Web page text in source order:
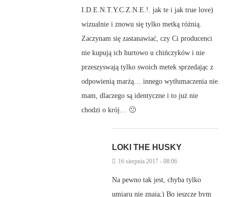
I.D.E.N.T.Y.C.Z.N.E.!. jak te i jak true love)
wizualnie i znowu się tylko metką różnią.
Zaczynam się zastanawiać, czy Ci producenci
nie kupują ich hurtowo u chińczyków i nie
przeszyswają tylko swoich metek sprzedając z
odpowienią marżą… innego wytłumaczenia nie
mam, dlaczego są identyczne i to już nie
chodzi o krój… 🙁
LOKI THE HUSKY
16 sierpnia 2017 - 08:06
Na pewno tak jest, chyba tylko
umiaru nie znają;) Bo jeszcze bym